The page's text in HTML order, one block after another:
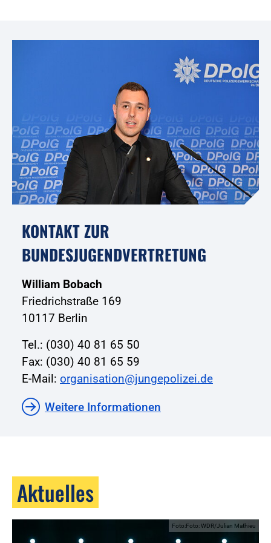
KONTAKT ZUR
BUNDESJUGENDVERTRETUNG
William Bobach
Friedrichstraße 169
10117 Berlin
Tel.: (030) 40 81 65 50
Fax: (030) 40 81 65 59
E-Mail: organisation@jungepolizei.de
Weitere Informationen
Aktuelles
Foto:Foto: WDR/Julian Mathieu